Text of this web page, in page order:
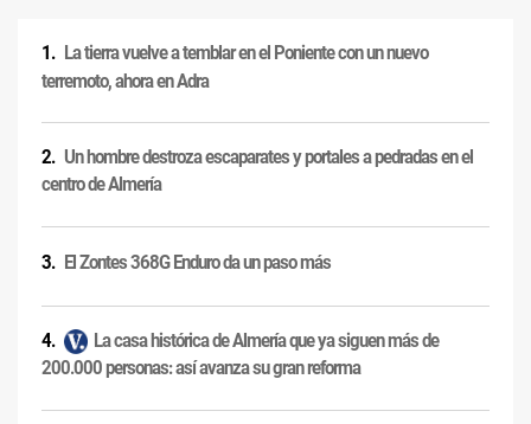
La tierra vuelve a temblar en el Poniente con un nuevo
terremoto, ahora en Adra
Un hombre destroza escaparates y portales a pedradas en el
centro de Almería
El Zontes 368G Enduro da un paso más
La casa histórica de Almería que ya siguen más de
200.000 personas: así avanza su gran reforma